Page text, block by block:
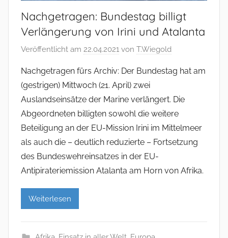
Nachgetragen: Bundestag billigt
Verlängerung von Irini und Atalanta
Veröffentlicht am 22.04.2021 von T.Wiegold
Nachgetragen fürs Archiv: Der Bundestag hat am
(gestrigen) Mittwoch (21. April) zwei
Auslandseinsätze der Marine verlängert. Die
Abgeordneten billigten sowohl die weitere
Beteiligung an der EU-Mission Irini im Mittelmeer
als auch die – deutlich reduzierte – Fortsetzung
des Bundeswehreinsatzes in der EU-
Antipirateriemission Atalanta am Horn von Afrika.
Weiterlesen